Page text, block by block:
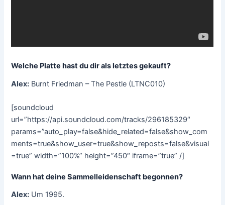
Welche Platte hast du dir als letztes gekauft?
Alex: Burnt Friedman – The Pestle (LTNC010)
[soundcloud
url=”https://api.soundcloud.com/tracks/296185329″
params=”auto_play=false&hide_related=false&show_com
ments=true&show_user=true&show_reposts=false&visual
=true” width=”100%” height=”450″ iframe=”true” /]
Wann hat deine Sammelleidenschaft begonnen?
Alex: Um 1995.